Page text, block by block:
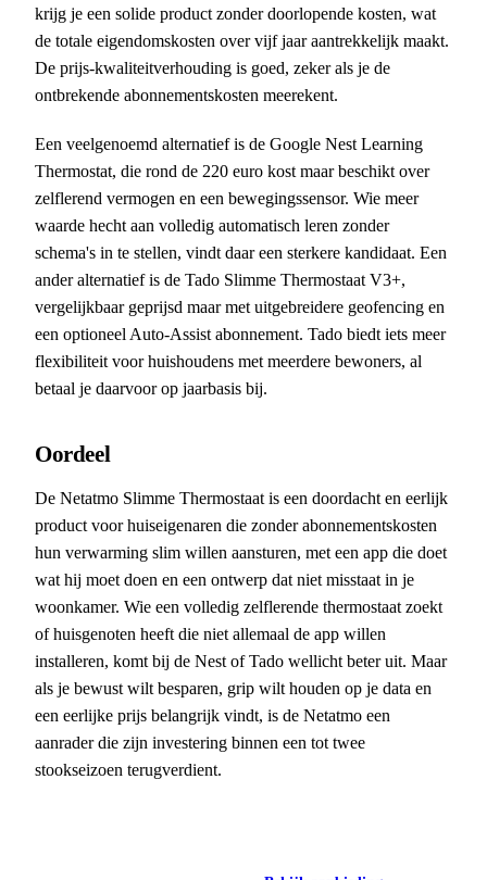
krijg je een solide product zonder doorlopende kosten, wat
de totale eigendomskosten over vijf jaar aantrekkelijk maakt.
De prijs-kwaliteitverhouding is goed, zeker als je de
ontbrekende abonnementskosten meerekent.
Een veelgenoemd alternatief is de Google Nest Learning
Thermostat, die rond de 220 euro kost maar beschikt over
zelflerend vermogen en een bewegingssensor. Wie meer
waarde hecht aan volledig automatisch leren zonder
schema's in te stellen, vindt daar een sterkere kandidaat. Een
ander alternatief is de Tado Slimme Thermostaat V3+,
vergelijkbaar geprijsd maar met uitgebreidere geofencing en
een optioneel Auto-Assist abonnement. Tado biedt iets meer
flexibiliteit voor huishoudens met meerdere bewoners, al
betaal je daarvoor op jaarbasis bij.
Oordeel
De Netatmo Slimme Thermostaat is een doordacht en eerlijk
product voor huiseigenaren die zonder abonnementskosten
hun verwarming slim willen aansturen, met een app die doet
wat hij moet doen en een ontwerp dat niet misstaat in je
woonkamer. Wie een volledig zelflerende thermostaat zoekt
of huisgenoten heeft die niet allemaal de app willen
installeren, komt bij de Nest of Tado wellicht beter uit. Maar
als je bewust wilt besparen, grip wilt houden op je data en
een eerlijke prijs belangrijk vindt, is de Netatmo een
aanrader die zijn investering binnen een tot twee
stookseizoen terugverdient.